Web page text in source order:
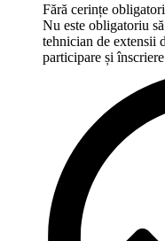
Fără cerințe
Nu este obligatoriu
tehnician de extensii
participare și